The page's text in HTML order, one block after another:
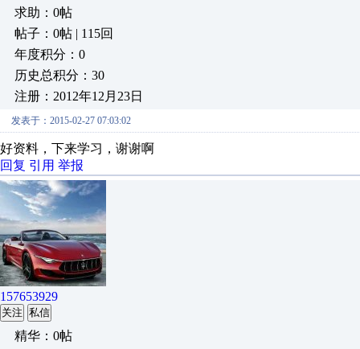
求助：0帖
帖子：0帖 | 115回
年度积分：0
历史总积分：30
注册：2012年12月23日
发表于：2015-02-27 07:03:02
好资料，下来学习，谢谢啊
回复 引用 举报
157653929
关注 私信
精华：0帖